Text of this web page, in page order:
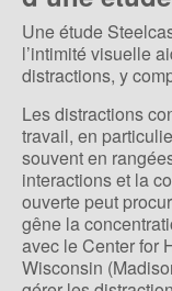
Une étude
l’intimité visuelle
distractions, y
Les distractions
travail, en
souvent en
interactions et la
ouverte peut
gêne la
avec le Center for
Wisconsin